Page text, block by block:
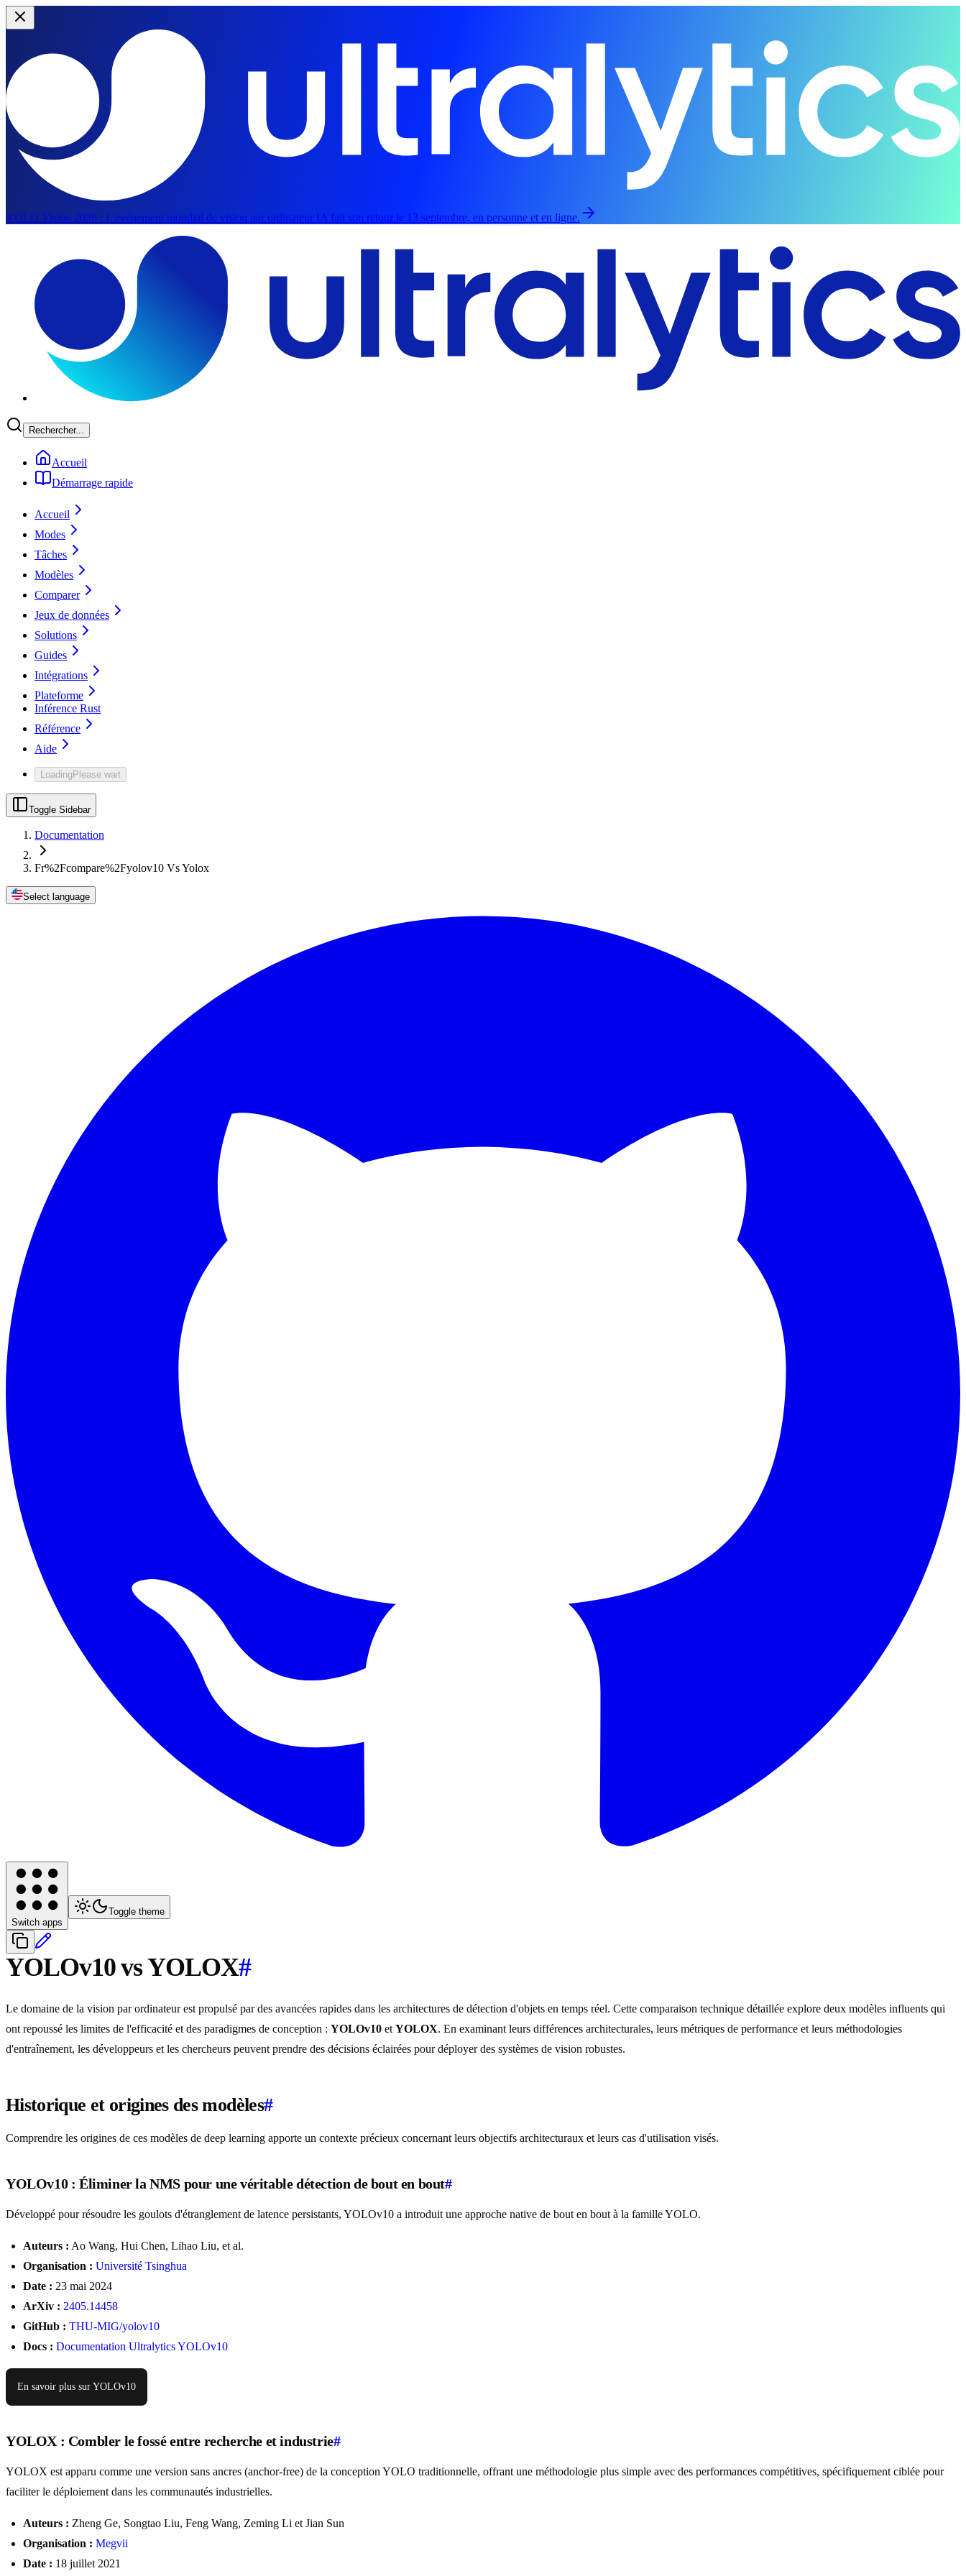
YOLO Vision 2026 : L'événement mondial de vision par ordinateur IA fait son retour le 13 septembre, en personne et en ligne.
Rechercher...
Accueil
Démarrage rapide
Accueil
Modes
Tâches
Modèles
Comparer
Jeux de données
Solutions
Guides
Intégrations
Plateforme
Inférence Rust
Référence
Aide
LoadingPlease wait
Toggle Sidebar
Documentation
Fr%2Fcompare%2Fyolov10 Vs Yolox
Select language
Switch apps
Toggle theme
YOLOv10 vs YOLOX#
Le domaine de la vision par ordinateur est propulsé par des avancées rapides dans les architectures de détection d'objets en temps réel. Cette comparaison technique détaillée explore deux modèles influents qui
ont repoussé les limites de l'efficacité et des paradigmes de conception : YOLOv10 et YOLOX. En examinant leurs différences architecturales, leurs métriques de performance et leurs méthodologies
d'entraînement, les développeurs et les chercheurs peuvent prendre des décisions éclairées pour déployer des systèmes de vision robustes.
Historique et origines des modèles#
Comprendre les origines de ces modèles de deep learning apporte un contexte précieux concernant leurs objectifs architecturaux et leurs cas d'utilisation visés.
YOLOv10 : Éliminer la NMS pour une véritable détection de bout en bout#
Développé pour résoudre les goulots d'étranglement de latence persistants, YOLOv10 a introduit une approche native de bout en bout à la famille YOLO.
Auteurs : Ao Wang, Hui Chen, Lihao Liu, et al.
Organisation : Université Tsinghua
Date : 23 mai 2024
ArXiv : 2405.14458
GitHub : THU-MIG/yolov10
Docs : Documentation Ultralytics YOLOv10
En savoir plus sur YOLOv10
YOLOX : Combler le fossé entre recherche et industrie#
YOLOX est apparu comme une version sans ancres (anchor-free) de la conception YOLO traditionnelle, offrant une méthodologie plus simple avec des performances compétitives, spécifiquement ciblée pour
faciliter le déploiement dans les communautés industrielles.
Auteurs : Zheng Ge, Songtao Liu, Feng Wang, Zeming Li et Jian Sun
Organisation : Megvii
Date : 18 juillet 2021